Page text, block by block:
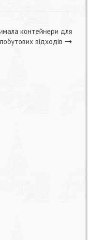
контейнери для
побутових відходів